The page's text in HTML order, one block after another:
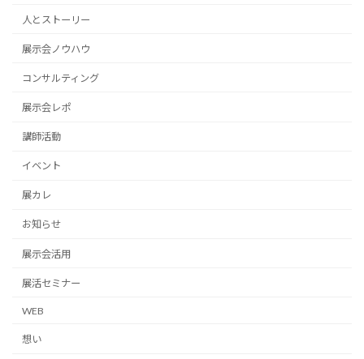
人とストーリー
展示会ノウハウ
コンサルティング
展示会レポ
講師活動
イベント
展カレ
お知らせ
展示会活用
展活セミナー
WEB
想い